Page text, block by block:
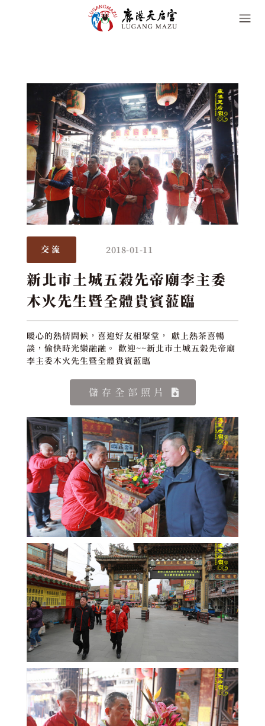
交流 2018-01-11
新北市土城五穀先帝廟李主委
木火先生暨全體貴賓蒞臨
暖心的熱情問候，喜迎好友相聚堂， 獻上熱茶喜暢
談，愉快時光樂融融。 歡迎~~新北市土城五穀先帝廟
李主委木火先生暨全體貴賓蒞臨
儲存全部照片